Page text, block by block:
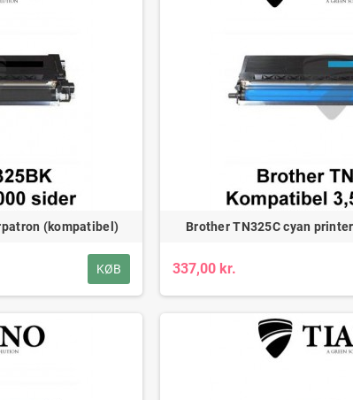
(kompatibel)
KØB
Brother TN325C cyan
337,00 kr.